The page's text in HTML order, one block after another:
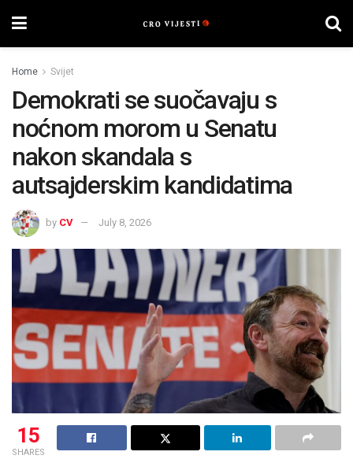
Home Svijet
Demokrati se suočavaju s
noćnom morom u Senatu
nakon skandala s
autsajderskim kandidatima
by CV July 8, 2026
15
SHARES